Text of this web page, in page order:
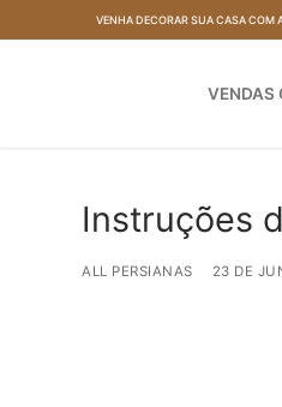
para
VENHA DECORAR SUA CASA COM
VENDAS
Instruções
ALL PERSIANAS 23 DE